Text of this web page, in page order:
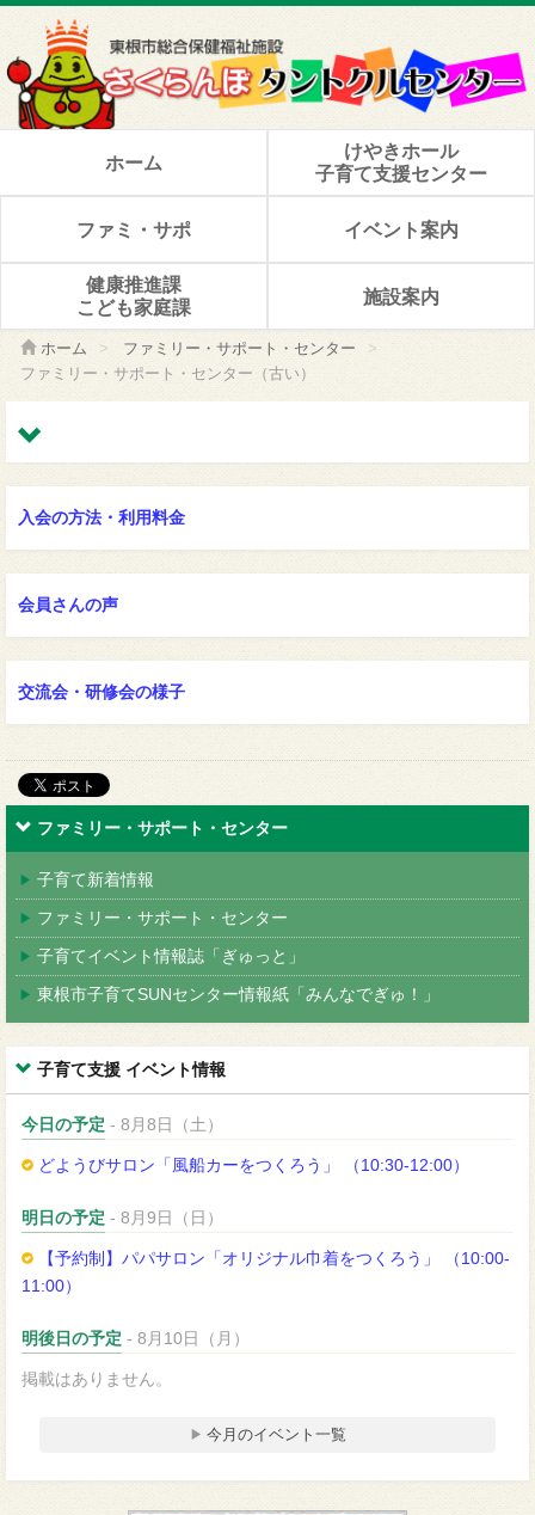
ホーム
けやきホール
子育て支援センター
ファミ・サポ イベント案内
健康推進課
こども家庭課
施設案内
ホーム > ファミリー・サポート・センター
>
ファミリー・サポート・センター（古い）
入会の方法・利用料金
会員さんの声
交流会・研修会の様子
ファミリー・サポート・センター
子育て新着情報
ファミリー・サポート・センター
子育てイベント情報誌「ぎゅっと」
東根市子育てSUNセンター情報紙「みんなでぎゅ！」
子育て支援 イベント情報
今日の予定 - 8月8日（土）
どようびサロン「風船カーをつくろう」 （10:30-12:00）
明日の予定 - 8月9日（日）
【予約制】パパサロン「オリジナル巾着をつくろう」 （10:00-
11:00）
明後日の予定 - 8月10日（月）
掲載はありません。
今月のイベント一覧